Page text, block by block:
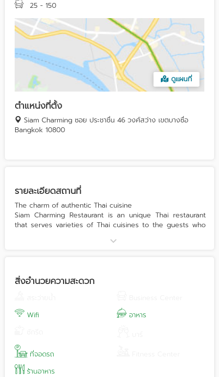
25 - 150
ดูแผนที่
ตำแหน่งที่ตั้ง
Siam Charming ซอย ประชาชื่น 46 วงศ์สว่าง เขตบางซื่อ
Bangkok 10800
รายละเอียดสถานที่
The charm of authentic Thai cuisine
Siam Charming Restaurant is an unique Thai restaurant
that serves varieties of Thai cuisines to the guests who
creative-modern and traditional Thai style, we provide
Siam Charming ร้านอาหารบรรยากาศดี ดูอบอุ่น ในบ้านหลังสีขาว
หลังใหญ่ตกแต่งสไตล์โคโรเนียล มีอาหารหลากหลายเมนูที่รังสรรค์ขึ้น
สิ่งอำนวยความสะดวก
Wifi
อาหาร
ที่จอดรถ
ร้านอาหาร